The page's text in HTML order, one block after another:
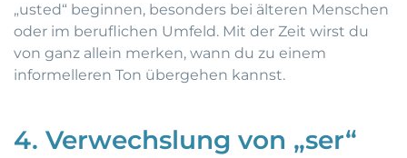
„usted“ beginnen, besonders bei älteren Menschen
oder im beruflichen Umfeld. Mit der Zeit wirst du
von ganz allein merken, wann du zu einem
informelleren Ton übergehen kannst.
4. Verwechslung von „ser“